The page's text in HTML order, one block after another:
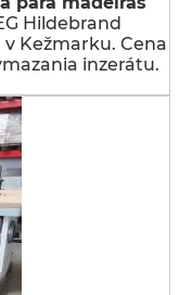
Hildebrand
Kežmarku. Cena
inzerátu.